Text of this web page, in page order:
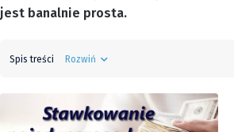
jest banalnie prosta.
Spis treści Rozwiń